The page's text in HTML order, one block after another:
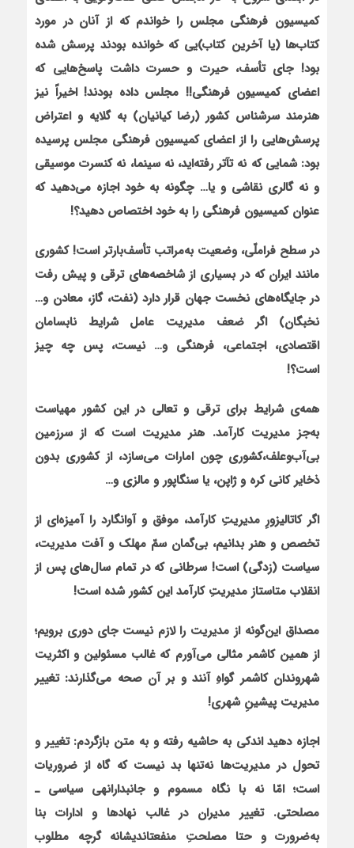
کمیسیون فرهنگی مجلس را خواندم که از آنان در مورد
کتاب‌ها (یا آخرین کتاب)یی که خوانده بودند پرسش شده
بود! جای تأسف، حیرت و حسرت داشت پاسخ‌هایی که
اعضای کمیسیون فرهنگی!! مجلس داده بودند! اخیراً نیز
هنرمند سرشناس کشور (رضا کیانیان) به گلایه و اعتراض
پرسش‌هایی را از اعضای کمیسیون فرهنگی مجلس پرسیده
بود: شمایی که نه تآتر رفته‌اید، نه سینما، نه کنسرت موسیقی
و نه گالری نقاشی و یا… چگونه به خود اجازه می‌دهید که
عنوان کمیسیون فرهنگی را به خود اختصاص دهید؟!
در سطح فراملّی، وضعیت به‌مراتب تأسف‌بارتر است! کشوری
مانند ایران که در بسیاری از شاخصه‌های ترقی و پیش رفت
در جایگاه‌های نخست جهان قرار دارد (نفت، گاز، معادن و…
نخبگان) اگر ضعف مدیریت عامل شرایط نابسامان
اقتصادی، اجتماعی، فرهنگی و… نیست، پس چه چیز
است؟!
همه‌ی شرایط برای ترقی و تعالی در این کشور مهیاست
به‌جز مدیریت کارآمد. هنر مدیریت است که از سرزمین
بی‌آب‌وعلف،کشوری چون امارات می‌سازد، از کشوری بدون
ذخایر کانی کره و ژاپن، یا سنگاپور و مالزی و…
اگر کاتالیزورِ مدیریتِ کارآمد، موفق و آوانگارد را آمیزه‌ای از
تخصص و هنر بدانیم، بی‌گمان سمّ مهلک و آفت مدیریت،
سیاست (زدگی) است! سرطانی که در تمام سال‌های پس از
انقلاب متاستاز مدیریتِ کارآمد این کشور شده است!
مصداق این‌گونه از مدیریت را لازم نیست جای دوری برویم؛
از همین کاشمر مثالی می‌آورم که غالب مسئولین و اکثریت
شهروندان کاشمر گواهِ آنند و بر آن صحه می‌گذارند: تغییر
مدیریت پیشینِ شهری!
اجازه دهید اندکی به حاشیه رفته و به متن بازگردم: تغییر و
تحول در مدیریت‌ها نه‌تنها بد نیست که گاه از ضروریات
است؛ امّا نه با نگاه مسموم و جانبدارانه‏ی سیاسی ـ
مصلحتی. تغییر مدیران در غالب نهادها و ادارات بنا
به‌ضرورت و حتا مصلحتِ منفعت‏اندیشانه گرچه مطلوب